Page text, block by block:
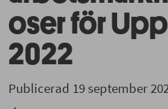
oser för
2022
Publicerad 19 september